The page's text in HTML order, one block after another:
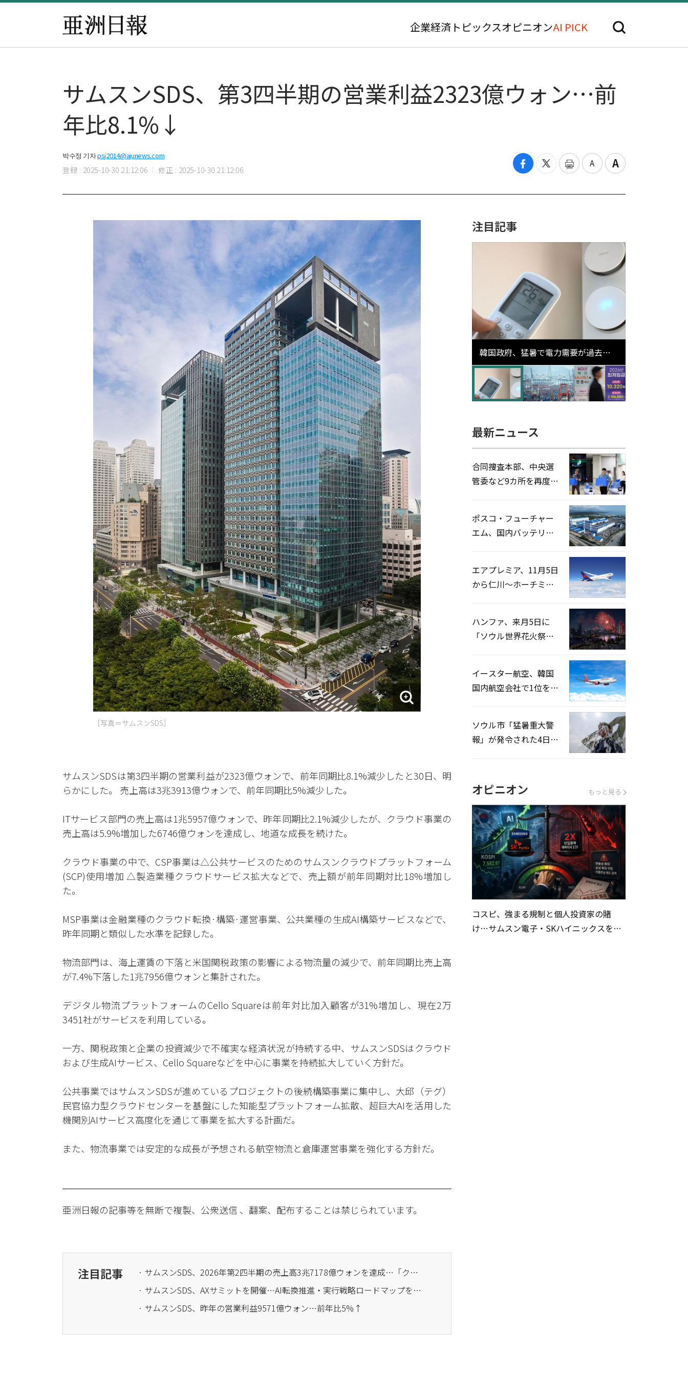
企業経済 トピックスオピニオンAI PICK
サムスンSDS、第3四半期の営業利益2323億ウォン…前
年比8.1%↓
박수정 기자psj2014@ajunews.com
登録 : 2025-10-30 21:12:06 修正 : 2025-10-30 21:12:06
［写真＝サムスンSDS］
サムスンSDSは第3四半期の営業利益が2323億ウォンで、前年同期比8.1%減少したと30日、明
らかにした。 売上高は3兆3913億ウォンで、前年同期比5%減少した。
ITサービス部門の売上高は1兆5957億ウォンで、昨年同期比2.1%減少したが、クラウド事業の
売上高は5.9%増加した6746億ウォンを達成し、地道な成長を続けた。
クラウド事業の中で、CSP事業は△公共サービスのためのサムスンクラウドプラットフォーム
(SCP)使用増加 △製造業種クラウドサービス拡大などで、売上額が前年同期対比18%増加し
た。
MSP事業は金融業種のクラウド転換·構築·運営事業、公共業種の生成AI構築サービスなどで、
昨年同期と類似した水準を記録した。
物流部門は、海上運賃の下落と米国関税政策の影響による物流量の減少で、前年同期比売上高
が7.4%下落した1兆7956億ウォンと集計された。
デジタル物流プラットフォームのCello Squareは前年対比加入顧客が31%増加し、現在2万
3451社がサービスを利用している。
一方、関税政策と企業の投資減少で不確実な経済状況が持続する中、サムスンSDSはクラウド
および生成AIサービス、Cello Squareなどを中心に事業を持続拡大していく方針だ。
公共事業ではサムスンSDSが進めているプロジェクトの後続構築事業に集中し、大邱（テグ）
民官協力型クラウドセンターを基盤にした知能型プラットフォーム拡散、超巨大AIを活用した
機関別AIサービス高度化を通じて事業を拡大する計画だ。
また、物流事業では安定的な成長が予想される航空物流と倉庫運営事業を強化する方針だ。
亜洲日報の記事等を無断で複製、公衆送信 、翻案、配布することは禁じられています。
注目記事
· サムスンSDS、2026年第2四半期の売上高3兆7178億ウォンを達成…「クラウド・物流の成長が牽引」
· サムスンSDS、AXサミットを開催…AI転換推進・実行戦略ロードマップを紹介
· サムスンSDS、昨年の営業利益9571億ウォン…前年比5%↑
注目記事
韓国政府、猛暑で電力需要が過去最
高更新の可能性に需給対応体制を点
検
最新ニュース
合同捜査本部、中央選
管委など9カ所を再度家
ポスコ・フューチャー
エム、国内バッテリー
エアプレミア、11月5日
から仁川〜ホーチミン
ハンファ、来月5日に
「ソウル世界花火祭り
イースター航空、韓国
国内航空会社で1位を記
ソウル市「猛暑重大警
報」が発令された4日、
オピニオン もっと見る
コスピ、強まる規制と個人投資家の賭
け…サムスン電子・SKハイニックスを巡